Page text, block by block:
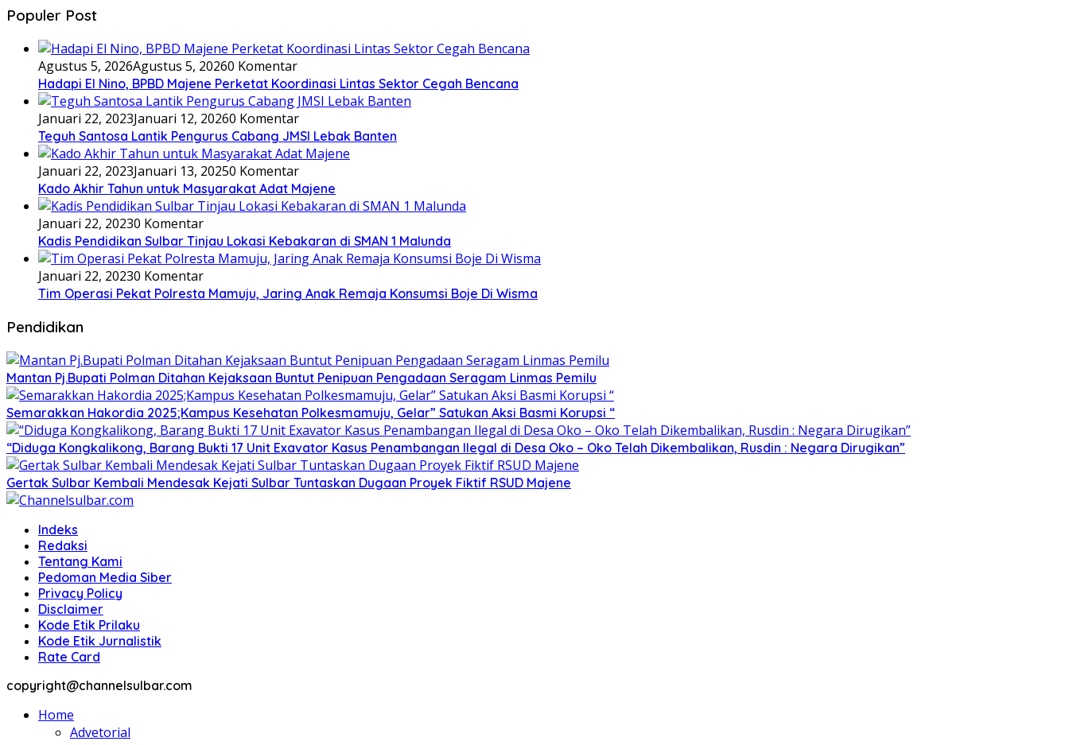
Populer Post
Agustus 5, 2026Agustus 5, 20260 Komentar
Hadapi El Nino, BPBD Majene Perketat Koordinasi Lintas Sektor Cegah Bencana
Januari 22, 2023Januari 12, 20260 Komentar
Teguh Santosa Lantik Pengurus Cabang JMSI Lebak Banten
Januari 22, 2023Januari 13, 20250 Komentar
Kado Akhir Tahun untuk Masyarakat Adat Majene
Januari 22, 20230 Komentar
Kadis Pendidikan Sulbar Tinjau Lokasi Kebakaran di SMAN 1 Malunda
Januari 22, 20230 Komentar
Tim Operasi Pekat Polresta Mamuju, Jaring Anak Remaja Konsumsi Boje Di Wisma
Pendidikan
Mantan Pj.Bupati Polman Ditahan Kejaksaan Buntut Penipuan Pengadaan Seragam Linmas Pemilu
Semarakkan Hakordia 2025;Kampus Kesehatan Polkesmamuju, Gelar” Satukan Aksi Basmi Korupsi “
“Diduga Kongkalikong, Barang Bukti 17 Unit Exavator Kasus Penambangan Ilegal di Desa Oko – Oko Telah Dikembalikan, Rusdin : Negara Dirugikan”
Gertak Sulbar Kembali Mendesak Kejati Sulbar Tuntaskan Dugaan Proyek Fiktif RSUD Majene
Indeks
Redaksi
Tentang Kami
Pedoman Media Siber
Privacy Policy
Disclaimer
Kode Etik Prilaku
Kode Etik Jurnalistik
Rate Card
copyright@channelsulbar.com
Home
Advetorial